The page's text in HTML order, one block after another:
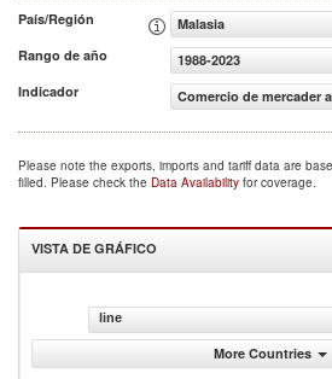
País/Región
Malasia
Rango de año
1988-2023
Indicador
Comercio de mercader
Please note the exports, imports and tariff data are
filled. Please check the Data Availability for coverage.
VISTA DE GRÁFICO
line
More Countries